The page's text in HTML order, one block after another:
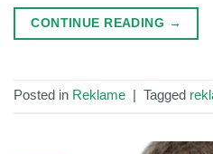
CONTINUE READING →
Posted in Reklame | Tagged